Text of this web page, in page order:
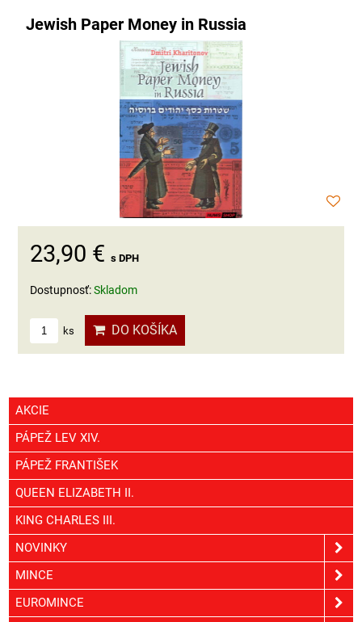
Jewish Paper Money in Russia
23,90 € s DPH
Dostupnosť:Skladom
ks DO KOŠÍKA
AKCIE
PÁPEŽ LEV XIV.
PÁPEŽ FRANTIŠEK
QUEEN ELIZABETH II.
KING CHARLES III.
NOVINKY
MINCE
EUROMINCE